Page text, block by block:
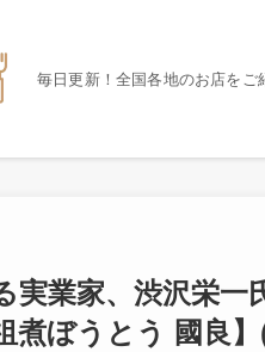
毎日更新！全国各地のお店をご
実業家、渋沢栄一
煮ぼうとう 國良